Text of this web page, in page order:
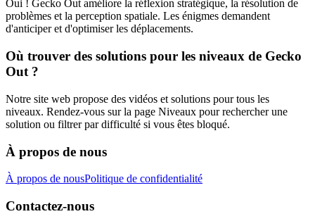
Oui ! Gecko Out améliore la réflexion stratégique, la résolution de
problèmes et la perception spatiale. Les énigmes demandent
d'anticiper et d'optimiser les déplacements.
Où trouver des solutions pour les niveaux de Gecko
Out ?
Notre site web propose des vidéos et solutions pour tous les
niveaux. Rendez-vous sur la page Niveaux pour rechercher une
solution ou filtrer par difficulté si vous êtes bloqué.
À propos de nous
À propos de nousPolitique de confidentialité
Contactez-nous